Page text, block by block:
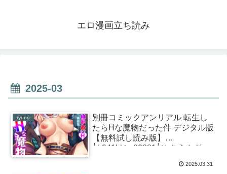
エロ漫画立ち読み
2025-03
ryuno
別冊コミックアンリアル 転生し
たらHな魔物だった件 デジタル版
【無料試し読み版】
│b241bktur00881│ゆきうさぎ。
2025.03.31